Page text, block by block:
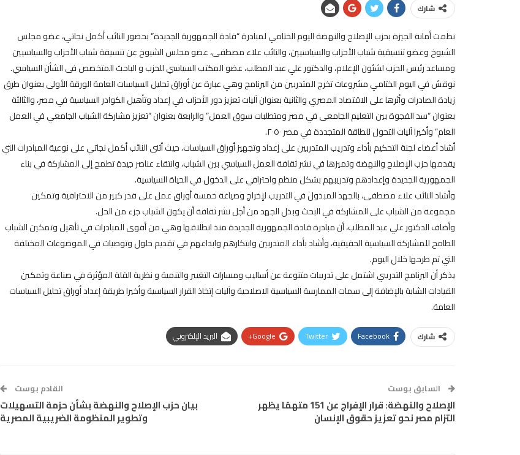
شارك
نظمت أمانة الجيزة بحزب الإصلاح والنهضة اليوم الختامي لمبادرة “قادة الجمهورية الجديدة” بحضور النائب أكمل نجاتي، عضو مجلس
الشيوخ وعضو تنسيقية شباب الأحزاب والسياسيين، والنائب علاء مصطفى، عضو مجلس الشيوخ عن تنسيقة شباب الأحزاب والسياسيين
ومساعد رئيس الحزب لشئون الإعلام، والدكتور علي عبد المطلب، عضو المكتب السياسي للحزب و الباحث المتخصص فى الشأن السياسي.
نوقش في اليوم الختامي مشروعات تخرج المتدربين من البرنامج وهي عبارة عن أوراق تحليل السياسات العامة الورقة الأولى بعنوان طرق
زيادة الصادرات وأثرها على الاقتصاد المصري والثانية بعنوان آليات تعزيز دور الأحزاب في إعداد وتأهيل الكوادر السياسية في مصر، والثالثة
بعنوان “سد الفجوة بين التعليم الجامعى في مصر ومتطلبات سوق العمل” والرابعة بعنوان “تعزيز مشاركة الشباب الجامعي في العمل
العام” وأخيرا آليات التحول للطاقة المتجددة في مصر ٢٠٥٠.
أشاد أعضاء لجنة التحكيم بأداء وتدريب المتدربين على إعداد وتجهيز أوراق السياسات، حيث أثنى النائب أكمل نجاتي على نوعية المبادرات التي
يقدمها حزب الإصلاح والنهضة وتميزها في نشر ثقافة العمل السياسي بين الشباب، وانتقاء عناصر جيدة تطمح إلى المشاركة في بناء
الجمهورية الجديدة وإعدادهم وتدريبهم بشكل منظم واحترافي على الدخول في الحياة السياسية.
وأشاد النائب علاء مصطفى، بالجهد المبذول في التدريب لإخراج وصياغة خمسة أوراق عمل على قدر كبير من الاحترافية وتمكين
مجموعة من الشباب على المشاركة في البحث وبذل الجهد من أجل نشر ثقافة أن يكون الشباب جزء من الحل.
وأضاف الدكتور علي عبد المطلب، أن مبادرة قادة الجمهورية الجديدة منذ انطلاقها وهي من أقوى المبادرات في تأهيل وتمكين الشباب
الطامح للمشاركة السياسية الحقيقية، وأشاد بأداء المتدربين وابتكارهم وابداعهم في تقديم حلول وتوصيات في الموضوعات المختلفة
التي تم طرحها خلال اليوم.
يذكر أن البرنامج التدريبي اشتمل على تدريبات متنوعة عن أساليب ومسارات التغيير والتنمية و نظرية القلة المؤثرة في صناعة وتمكين
القيادات الشابة بالإضافة إلى سمات الممارسة السياسية الاصلاحية وآليات إتخاذ القرار السياسية وأخيرا طريقة إعداد أوراق تحليل السياسات
العامة.
شارك Facebook
Twitter
Google+ البريد الإلكتروني
السابق بوست
الإصلاح والنهضة: قرار الإفراج عن 151 متهمًا يظهر
التزام مصر نحو تعزيز حقوق الإنسان
القادم بوست
بيان حزب الإصلاح والنهضة بشأن حزمة التسهيلات
وتطوير المنظومة الضريبية المصرية